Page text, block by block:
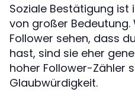
Soziale Bestätigung ist
von großer Bedeutung.
Follower sehen, dass
hast, sind sie eher
hoher Follower-Zähler
Glaubwürdigkeit.